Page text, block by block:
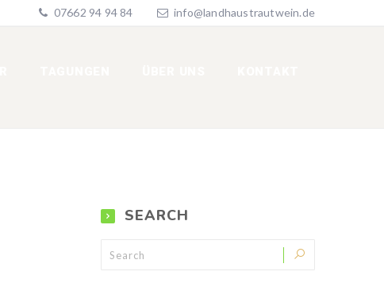
07662 94 94 84 info@landhaustrautwein.de
SEARCH